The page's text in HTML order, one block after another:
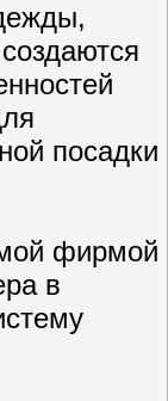
посадки
фирмой
в